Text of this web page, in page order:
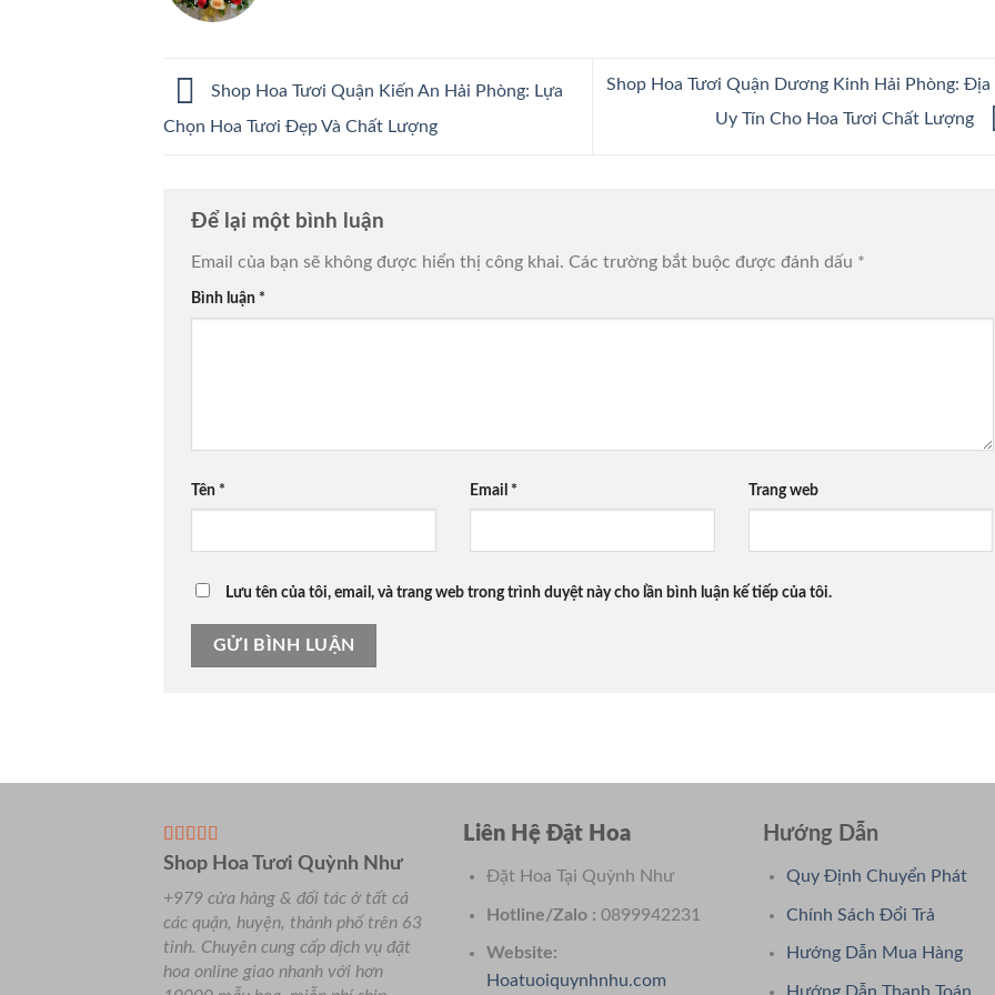
Shop Hoa Tươi Quận Kiến An Hải Phòng: Lựa
Chọn Hoa Tươi Đẹp Và Chất Lượng
Shop Hoa Tươi Quận Dương Kinh Hải Phòng: Địa
Uy Tín Cho Hoa Tươi Chất Lượng
Để lại một bình luận
Email của bạn sẽ không được hiển thị công khai. Các trường bắt buộc được đánh dấu *
Bình luận *
Tên * Email * Trang web
Lưu tên của tôi, email, và trang web trong trình duyệt này cho lần bình luận kế tiếp của tôi.
Shop Hoa Tươi Quỳnh Như
+979 cửa hàng & đối tác ở tất cả
các quận, huyện, thành phố trên 63
tỉnh. Chuyên cung cấp dịch vụ đặt
hoa online giao nhanh với hơn
Liên Hệ Đặt Hoa
Đặt Hoa Tại Quỳnh Như
Hotline/Zalo : 0899942231
Website:
Hoatuoiquynhnhu.com
Hướng Dẫn
Quy Định Chuyển Phát
Chính Sách Đổi Trả
Hướng Dẫn Mua Hàng
Hướng Dẫn Thanh Toán